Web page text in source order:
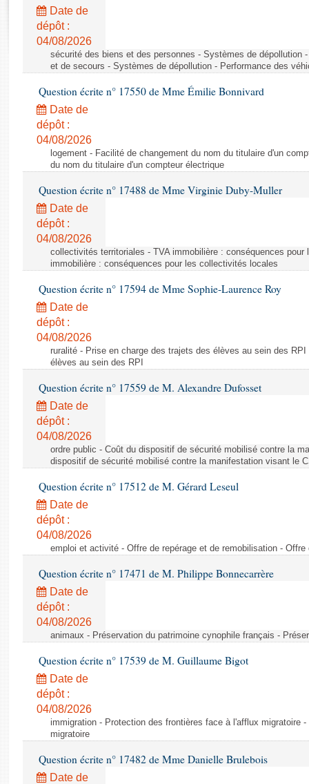
Rapports législatifs
Rapports sur l'application des lois
Baromètre de l’application des lois
Dossiers législatifs
Budget et sécurité sociale
Questions écrites et orales
Comptes rendus des débats
Date de
dépôt :
04/08/2026
sécurité des biens et des personnes - Systèmes de dépollution
et de secours - Systèmes de dépollution - Performance des
Question écrite n° 17550 de Mme Émilie Bonnivard
Date de
dépôt :
04/08/2026
logement - Facilité de changement du nom du titulaire d'un
du nom du titulaire d'un compteur électrique
Question écrite n° 17488 de Mme Virginie Duby-Muller
Date de
dépôt :
04/08/2026
collectivités territoriales - TVA immobilière : conséquences
immobilière : conséquences pour les collectivités locales
Question écrite n° 17594 de Mme Sophie-Laurence Roy
Date de
dépôt :
04/08/2026
ruralité - Prise en charge des trajets des élèves au sein des
élèves au sein des RPI
Question écrite n° 17559 de M. Alexandre Dufosset
Date de
dépôt :
04/08/2026
ordre public - Coût du dispositif de sécurité mobilisé contre la
dispositif de sécurité mobilisé contre la manifestation visant le
Question écrite n° 17512 de M. Gérard Leseul
Date de
dépôt :
04/08/2026
emploi et activité - Offre de repérage et de remobilisation -
Question écrite n° 17471 de M. Philippe Bonnecarrère
Date de
dépôt :
04/08/2026
animaux - Préservation du patrimoine cynophile français -
Question écrite n° 17539 de M. Guillaume Bigot
Date de
dépôt :
04/08/2026
immigration - Protection des frontières face à l'afflux migratoire
migratoire
Question écrite n° 17482 de Mme Danielle Brulebois
Date de